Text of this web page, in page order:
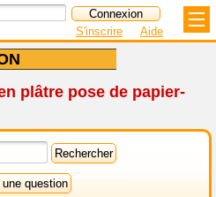
S'inscrire Aide
plâtre pose de papier-